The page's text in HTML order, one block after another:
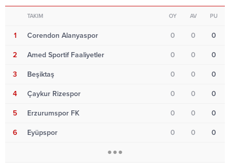
TAKIM OY AV PU
1 Corendon Alanyaspor 0 0 0
2 Amed Sportif Faaliyetler 0 0 0
3 Beşiktaş 0 0 0
4 Çaykur Rizespor 0 0 0
5 Erzurumspor FK 0 0 0
6 Eyüpspor 0 0 0